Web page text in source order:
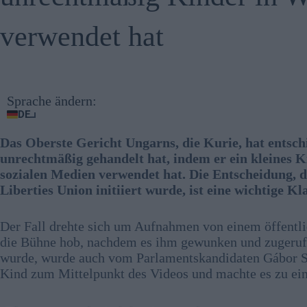
verwendet hat
Sprache ändern:
DE
Das Oberste Gericht Ungarns, die Kurie, hat
unrechtmäßig gehandelt hat, indem er ein kleines
sozialen Medien verwendet hat. Die
Liberties Union initiiert wurde, ist eine wichtige
Der Fall drehte sich um Aufnahmen von einem
die Bühne hob, nachdem es ihm gewunken und
wurde, wurde auch vom Parlamentskandidaten Gábor
Kind zum Mittelpunkt des Videos und machte es zu